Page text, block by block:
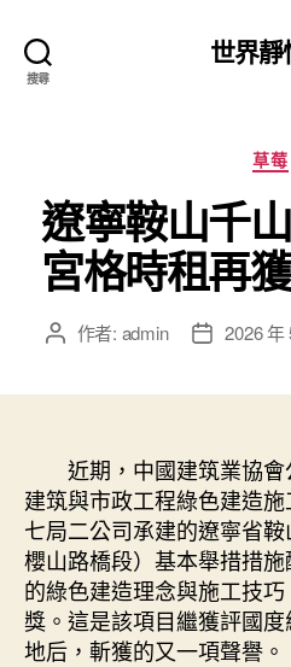
搜尋
世界靜
分
類
草莓
遼寧鞍山千
宮格時租再
文 作者: admin
文
期
2026 年
近期，中國建筑業協
建筑與市政工程綠色建造
七局二公司承建的遼寧省
櫻山路橋段）基本舉措措
的綠色建造理念與施工技
獎。這是該項目繼獲評國
地后，斬獲的又一項聲譽。